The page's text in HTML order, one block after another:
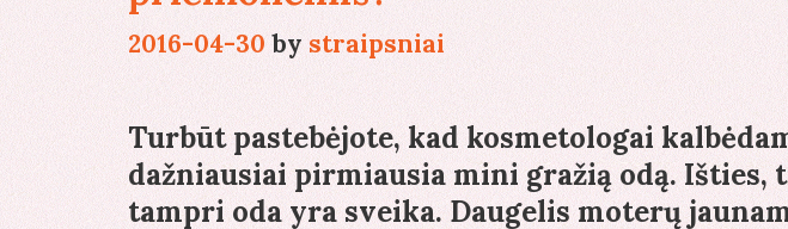
2016-04-30 by straipsniai
Turbūt pastebėjote, kad kosmetologai
dažniausiai pirmiausia mini gražią odą. Išties,
tampri oda yra sveika. Daugelis moterų